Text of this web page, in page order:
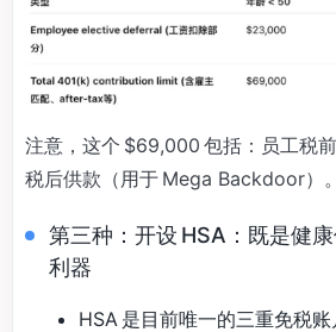
注意，这个 $69,000 包括：员工税
税后供款（用于 Mega Backdoor）。
第三种：开设 HSA：既是健
利器
HSA 是目前唯一的三重免税